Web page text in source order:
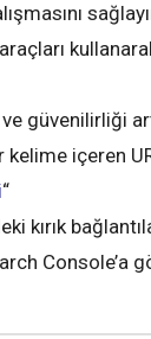
güvenilirliği
kelime içeren
“
kırık
Console’a